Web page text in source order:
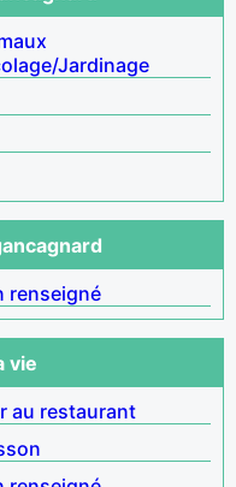
Jardinage
renseigné
vie
au restaurant